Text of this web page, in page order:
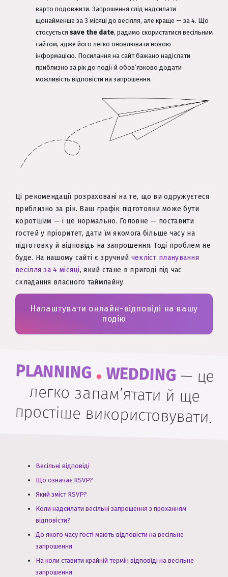
варто подовжити. Запрошення слід надсилати
щонайменше за 3 місяці до весілля, але краще — за 4. Що
стосується save the date, радимо скористатися весільним
сайтом, адже його легко оновлювати новою
інформацією. Посилання на сайт бажано надіслати
приблизно за рік до події й обов’язково додати
можливість відповісти на запрошення.
Ці рекомендації розраховані на те, що ви одружуєтеся
приблизно за рік. Ваш графік підготовки може бути
коротшим — і це нормально. Головне — поставити
гостей у пріоритет, дати їм якомога більше часу на
підготовку й відповідь на запрошення. Тоді проблем не
буде. На нашому сайті є зручний чекліст планування
весілля за 4 місяці, який стане в пригоді під час
складання власного таймлайну.
Налаштувати онлайн-відповіді на вашу
подію
PLANNING . WEDDING— це
легко запам’ятати й ще
простіше використовувати.
Весільні відповіді
Що означає RSVP?
Який зміст RSVP?
Коли надсилати весільні запрошення з проханням
відповісти?
До якого часу гості мають відповісти на весільне
запрошення
На коли ставити крайній термін відповіді на весільне
запрошення